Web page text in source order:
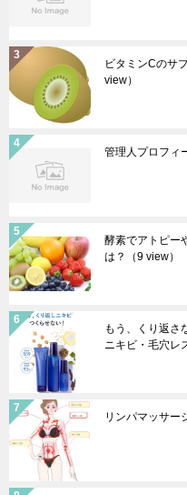
ビタミンCのサ
view）
管理人プロフィ
酵素でアトピー
は？
（9 view）
もう、くり返さ
ニキビ・毛穴レ
リンパマッサー